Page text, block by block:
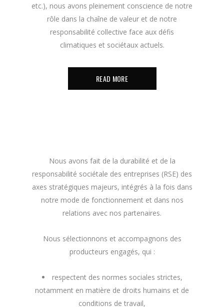
etc.), nous avons pleinement conscience de notre
rôle dans la chaîne de valeur et de notre
responsabilité collective face aux défis
climatiques et sociétaux actuels.
READ MORE
Nous avons fait de la durabilité et de la
responsabilité sociétale des entreprises (RSE) des
axes stratégiques majeurs, intégrés à la fois dans
notre mode de fonctionnement et dans nos
relations avec nos partenaires.
Nous sélectionnons et accompagnons des
producteurs engagés, qui :
respectent des normes sociales strictes,
notamment en matière de droits humains et de
conditions de travail,